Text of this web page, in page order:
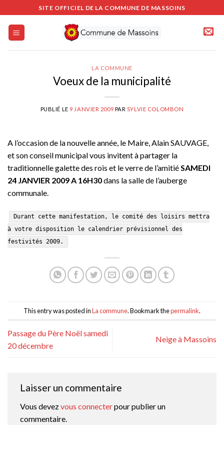
au
contenu
SITE OFFICIEL DE LA COMMUNE DE MASSOINS
LA COMMUNE
Voeux de la municipalité
PUBLIÉ LE 9 JANVIER 2009 PAR SYLVIE COLOMBON
A l’occasion de la nouvelle année, le Maire, Alain SAUVAGE,
et son conseil municipal vous invitent à partager la
traditionnelle galette des rois et le verre de l’amitié SAMEDI
24 JANVIER 2009 A 16H30dans la salle de l’auberge
communale.
Durant cette manifestation, le comité des loisirs mettra
à votre disposition le calendrier prévisionnel des
festivités 2009.
This entry was posted inLa commune. Bookmark thepermalink.
Passage du Père Noël samedi
20 décembre
Neige à Massoins
Laisser un commentaire
Vous devezvous connecterpour publier un
commentaire.